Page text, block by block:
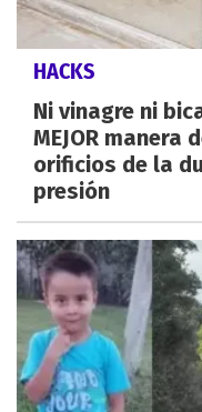
HACKS
Ni vinagre ni
MEJOR manera
orificios de la
presión